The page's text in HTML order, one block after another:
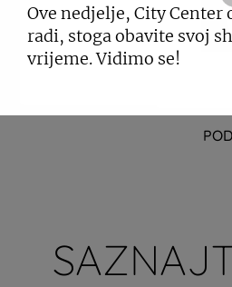
grudima, a sve spomenuto
kolekciji.
Potražite novu kolekciju u
Ove nedjelje, City Center
radi, stoga obavite svoj
vrijeme. Vidimo se!